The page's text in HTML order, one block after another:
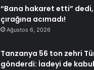
“Bana hakaret etti” dedi,
çırağına acımadı!
Ağustos 6, 2026
Tanzanya 56 ton zehri
gönderdi: İadeyi de